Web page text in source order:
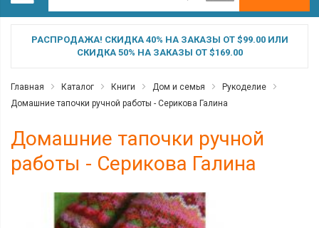
РАСПРОДАЖА! СКИДКА 40% НА ЗАКАЗЫ ОТ $99.00 ИЛИ
СКИДКА 50% НА ЗАКАЗЫ ОТ $169.00
Главная Каталог Книги Дом и семья
Рукоделие
Домашние тапочки ручной работы - Серикова Галина
Домашние тапочки ручной
работы - Серикова Галина